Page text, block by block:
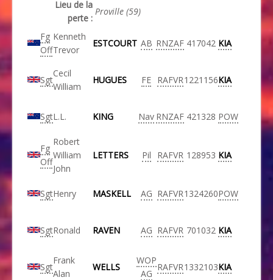
Lieu de la
perte :
Proville (59)
Fg
Off
Kenneth
Trevor
ESTCOURT AB RNZAF 417042 KIA
Sgt
Cecil
William
HUGUES FE RAFVR1221156KIA
SgtL.L. KING Nav RNZAF 421328 POW
Fg
Off
Robert
William
John
LETTERS Pil RAFVR 128953 KIA
SgtHenry MASKELL AG RAFVR1324260POW
SgtRonald RAVEN AG RAFVR 701032 KIA
Sgt
Frank
Alan
WELLS
WOP
AG
RAFVR1332103KIA